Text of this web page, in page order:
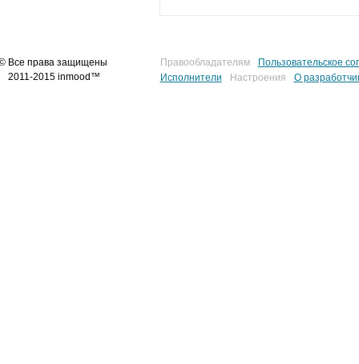
Все права защищены
2011-2015 inmood™
Правообладателям
Пользовательское
Исполнители
Настроения О